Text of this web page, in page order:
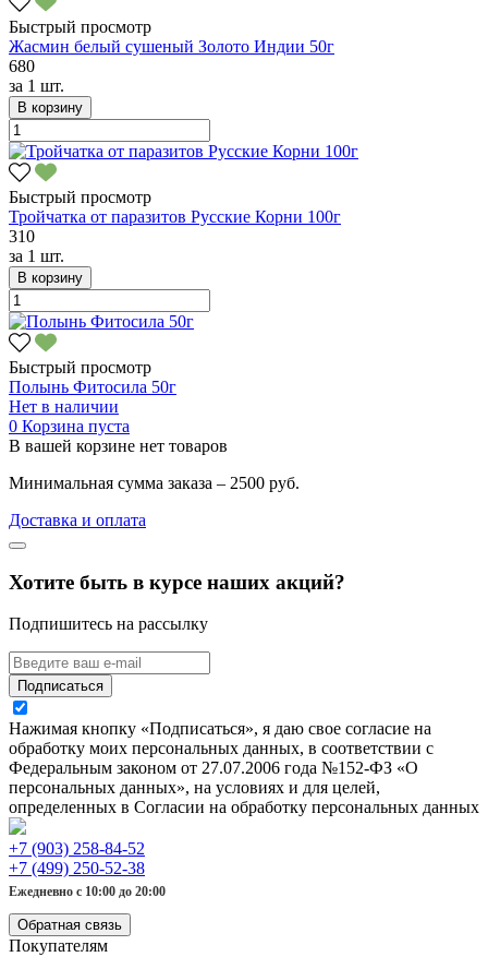
Быстрый просмотр
Жасмин белый сушеный Золото Индии 50г
680
за 1 шт.
В корзину
Быстрый просмотр
Тройчатка от паразитов Русские Корни 100г
310
за 1 шт.
В корзину
Быстрый просмотр
Полынь Фитосила 50г
Нет в наличии
0 Корзина пуста
В вашей корзине нет товаров
Минимальная сумма заказа – 2500 руб.
Доставка и оплата
Хотите быть в курсе наших акций?
Подпишитесь на рассылку
Подписаться
Нажимая кнопку «Подписаться», я даю свое согласие на
обработку моих персональных данных, в соответствии с
Федеральным законом от 27.07.2006 года №152-ФЗ «О
персональных данных», на условиях и для целей,
определенных в Согласии на обработку персональных данных
+7 (903) 258-84-52
+7 (499) 250-52-38
Ежедневно с 10:00 до 20:00
Обратная связь
Покупателям